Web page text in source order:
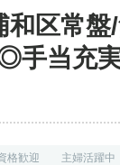
和区常
手当充
格歓迎 主婦活躍中